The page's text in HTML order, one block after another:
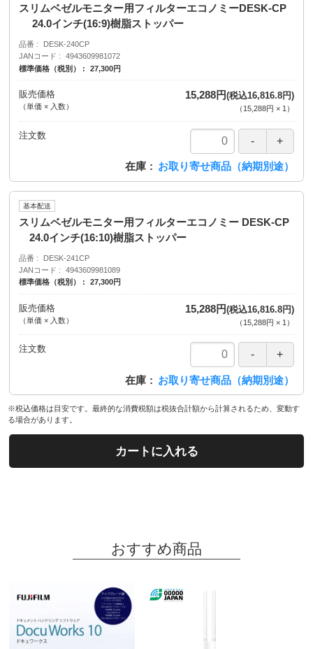
スリムベゼルモニター用フィルターエコノミーDESK-CP
24.0インチ(16:9)樹脂ストッパー
品番
DESK-240CP
JANコード
4943609981072
標準価格（税別）
27,300円
販売価格
（単価 × 入数）
15,288円(税込16,816.8円)
（ 15,288円 × 1 ）
注文数
在庫 お取り寄せ商品（納期別途）
基本配送
スリムベゼルモニター用フィルターエコノミー DESK-CP
24.0インチ(16:10)樹脂ストッパー
品番
DESK-241CP
JANコード
4943609981089
標準価格（税別）
27,300円
販売価格
（単価 × 入数）
15,288円(税込16,816.8円)
（ 15,288円 × 1 ）
注文数
在庫 お取り寄せ商品（納期別途）
※税込価格は目安です。最終的な消費税額は税抜合計額から計算されるため、変動す
る場合があります。
カートに入れる
おすすめ商品